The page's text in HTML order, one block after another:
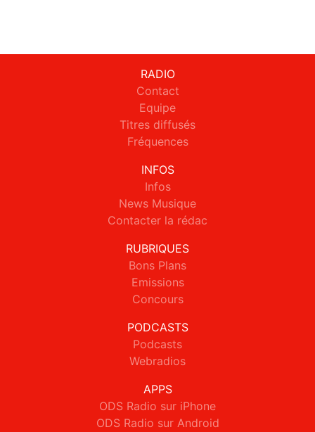
RADIO
Contact
Equipe
Titres diffusés
Fréquences
INFOS
Infos
News Musique
Contacter la rédac
RUBRIQUES
Bons Plans
Emissions
Concours
PODCASTS
Podcasts
Webradios
APPS
ODS Radio sur iPhone
ODS Radio sur Android